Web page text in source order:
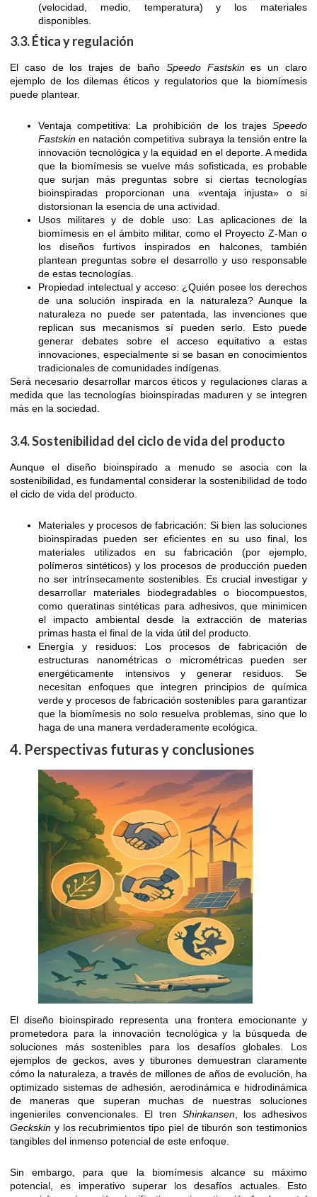
(velocidad, medio, temperatura) y los materiales
disponibles.
3.3. Ética y regulación
El caso de los trajes de baño Speedo Fastskines un claro
ejemplo de los dilemas éticos y regulatorios que la biomímesis
puede plantear.
Ventaja competitiva: La prohibición de los trajes Speedo
Fastskin en natación competitiva subraya la tensión entre la
innovación tecnológica y la equidad en el deporte. A medida
que la biomímesis se vuelve más sofisticada, es probable
que surjan más preguntas sobre si ciertas tecnologías
bioinspiradas proporcionan una «ventaja injusta» o si
distorsionan la esencia de una actividad.
Usos militares y de doble uso: Las aplicaciones de la
biomímesis en el ámbito militar, como el Proyecto Z-Man o
los diseños furtivos inspirados en halcones, también
plantean preguntas sobre el desarrollo y uso responsable
de estas tecnologías.
Propiedad intelectual y acceso: ¿Quién posee los derechos
de una solución inspirada en la naturaleza? Aunque la
naturaleza no puede ser patentada, las invenciones que
replican sus mecanismos sí pueden serlo. Esto puede
generar debates sobre el acceso equitativo a estas
innovaciones, especialmente si se basan en conocimientos
tradicionales de comunidades indígenas.
Será necesario desarrollar marcos éticos y regulaciones claras a
medida que las tecnologías bioinspiradas maduren y se integren
más en la sociedad.
3.4. Sostenibilidad del ciclo de vida del producto
Aunque el diseño bioinspirado a menudo se asocia con la
sostenibilidad, es fundamental considerar la sostenibilidad de todo
el ciclo de vida del producto.
Materiales y procesos de fabricación: Si bien las soluciones
bioinspiradas pueden ser eficientes en su uso final, los
materiales utilizados en su fabricación (por ejemplo,
polímeros sintéticos) y los procesos de producción pueden
no ser intrínsecamente sostenibles. Es crucial investigar y
desarrollar materiales biodegradables o biocompuestos,
como queratinas sintéticas para adhesivos, que minimicen
el impacto ambiental desde la extracción de materias
primas hasta el final de la vida útil del producto.
Energía y residuos: Los procesos de fabricación de
estructuras nanométricas o micrométricas pueden ser
energéticamente intensivos y generar residuos. Se
necesitan enfoques que integren principios de química
verde y procesos de fabricación sostenibles para garantizar
que la biomímesis no solo resuelva problemas, sino que lo
haga de una manera verdaderamente ecológica.
4. Perspectivas futuras y conclusiones
El diseño bioinspirado representa una frontera emocionante y
prometedora para la innovación tecnológica y la búsqueda de
soluciones más sostenibles para los desafíos globales. Los
ejemplos de geckos, aves y tiburones demuestran claramente
cómo la naturaleza, a través de millones de años de evolución, ha
optimizado sistemas de adhesión, aerodinámica e hidrodinámica
de maneras que superan muchas de nuestras soluciones
ingenieriles convencionales. El tren Shinkansen, los adhesivos
Geckskin y los recubrimientos tipo piel de tiburón son testimonios
tangibles del inmenso potencial de este enfoque.
Sin embargo, para que la biomímesis alcance su máximo
potencial, es imperativo superar los desafíos actuales. Esto